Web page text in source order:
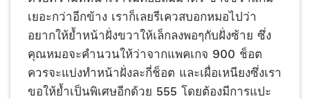
เยอะกว่าอีกข้าง เราก็เลยรีเควสบอกหมอไปว่า
อยากให้ย้ำหน้าฝั่งขวาให้เล็กลงพอๆกับฝั่งซ้าย ซึ่ง
คุณหมอจะคำนวนให้ว่าจากแพคเกจ 900 ช็อต
ควรจะแบ่งทำหน้าฝั่งละกี่ช็อต และเผื่อเหนียงซึ่งเรา
ขอให้ย้ำเป็นพิเศษอีกด้วย 555 โดยต้องมีการแปะ